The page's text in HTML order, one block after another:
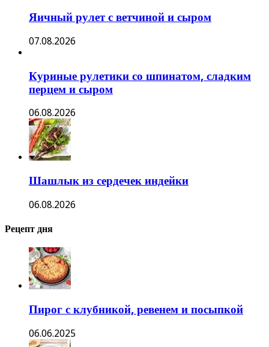
Яичный рулет с ветчиной и сыром
07.08.2026
Куриные рулетики со шпинатом, сладким
перцем и сыром
06.08.2026
Шашлык из сердечек индейки
06.08.2026
Рецепт дня
Пирог с клубникой, ревенем и посыпкой
06.06.2025